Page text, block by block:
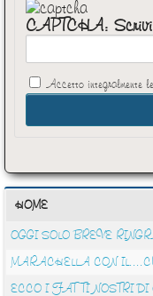
CAPTCHA: Scrivi
Accetto integralmente le
HOME
OGGI SOLO BREVE
MARACHELLA CON
ECCO I FATTI NOSTRI DI